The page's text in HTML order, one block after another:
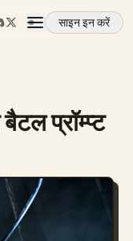
साइन इन करें
प्रॉम्प्ट